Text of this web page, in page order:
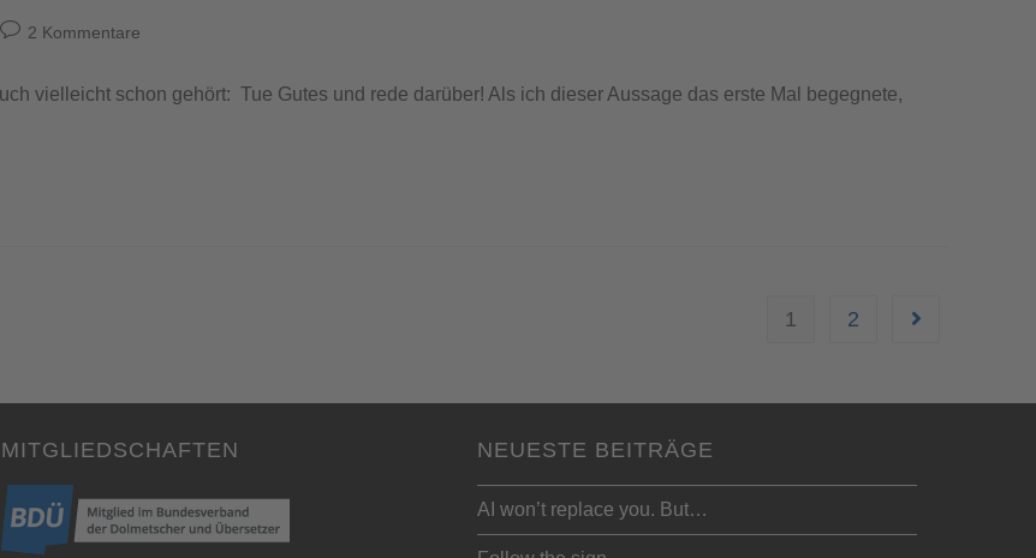
2 Kommentare
vielleicht schon gehört: Tue Gutes und rede darüber! Als ich dieser Aussage das erste Mal begegnete,
1 2
MITGLIEDSCHAFTEN NEUESTE BEITRÄGE
AI won’t replace you. But…